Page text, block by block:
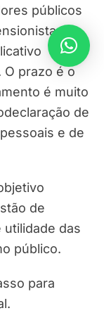
públicos
O prazo é o
é muito
de
e de
de
utilidade das
público.
para